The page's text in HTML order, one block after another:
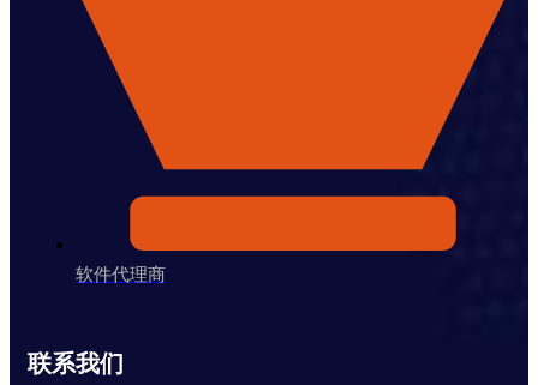
软件代理商
联系我们